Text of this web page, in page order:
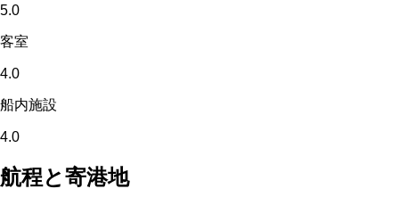
5.0
客室
4.0
船内施設
4.0
航程と寄港地